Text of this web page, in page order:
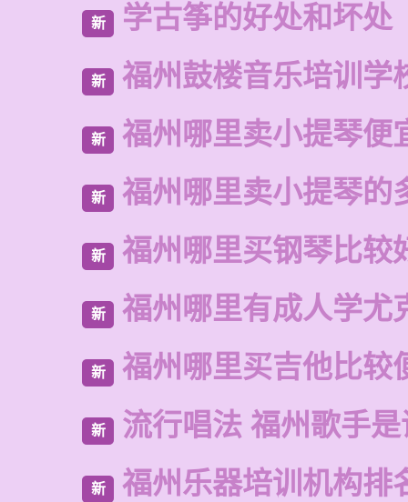
新 学古筝的好处和坏处
新 福州鼓楼音乐培训学
新 福州哪里卖小提琴便
新 福州哪里卖小提琴的
新 福州哪里买钢琴比较
新 福州哪里有成人学尤
新 福州哪里买吉他比较
新 流行唱法 福州歌手
新 福州乐器培训机构排